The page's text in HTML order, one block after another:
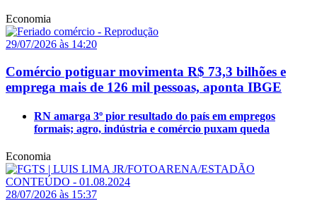
Economia
29/07/2026 às 14:20
Comércio potiguar movimenta R$ 73,3 bilhões e
emprega mais de 126 mil pessoas, aponta IBGE
RN amarga 3º pior resultado do país em empregos
formais; agro, indústria e comércio puxam queda
Economia
28/07/2026 às 15:37